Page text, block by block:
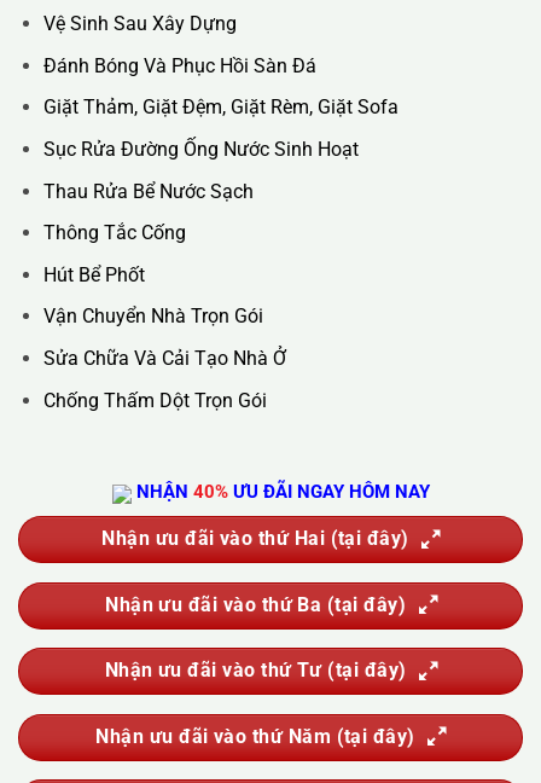
Trụ Sở Chính :36C Ngõ 89 Lê Đức Thọ - Phường Từ Liêm -
TP Hà Nội
Hotline : 0388.444.445
Vệ Sinh Công Nghiệp
Vệ Sinh Kính Nhà Cao Tầng
Đánh Bóng Và Phục Hồi Sàn Đá
Giặt Thảm, Giặt Đệm, Giặt Rèm, Giặt Sofa
Sục Rửa Đường Ống Nước Sinh Hoạt
Thau Rửa Bể Nước Sạch